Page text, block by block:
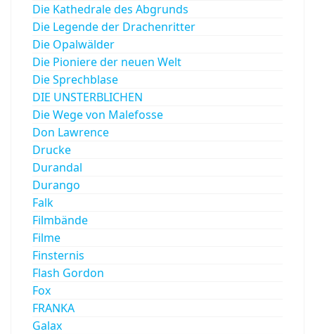
Die Kathedrale des Abgrunds
Die Legende der Drachenritter
Die Opalwälder
Die Pioniere der neuen Welt
Die Sprechblase
DIE UNSTERBLICHEN
Die Wege von Malefosse
Don Lawrence
Drucke
Durandal
Durango
Falk
Filmbände
Filme
Finsternis
Flash Gordon
Fox
FRANKA
Galax